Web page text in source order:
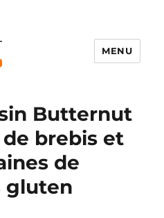
MENU
Butternut
brebis et
de
gluten